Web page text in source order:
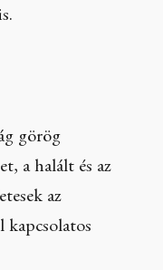
görög
a halált és az
az
kapcsolatos